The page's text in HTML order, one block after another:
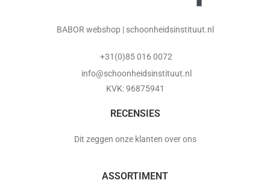
BABOR webshop | schoonheidsinstituut.nl
+31(0)85 016 0072
info@schoonheidsinstituut.nl
KVK: 96875941
RECENSIES
Dit zeggen onze klanten over ons
ASSORTIMENT